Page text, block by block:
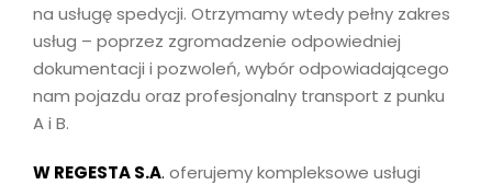
na usługę spedycji. Otrzymamy wtedy pełny zakres
usług – poprzez zgromadzenie odpowiedniej
dokumentacji i pozwoleń, wybór odpowiadającego
nam pojazdu oraz profesjonalny transport z punku
A i B.
W REGESTA S.A. oferujemy kompleksowe usługi